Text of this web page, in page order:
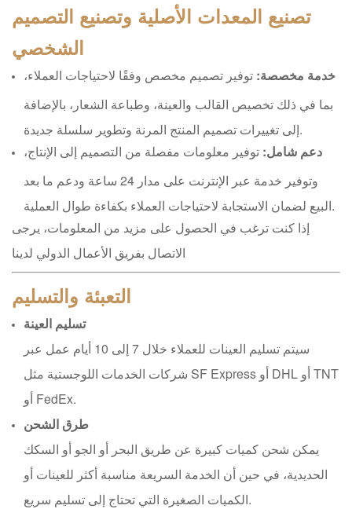
تصنيع المعدات الأصلية وتصنيع التصميم
الشخصي
خدمة مخصصة: توفير تصميم مخصص وفقًا لاحتياجات العملاء،
بما في ذلك تخصيص القالب والعينة، وطباعة الشعار، بالإضافة
دعم شامل: توفير معلومات مفصلة من التصميم إلى الإنتاج،
وتوفير خدمة عبر الإنترنت على مدار 24 ساعة ودعم ما بعد
إذا كنت ترغب في الحصول على مزيد من المعلومات، يرجى
الاتصال بفريق الأعمال الدولي لدينا
التعبئة والتسليم
تسليم العينة
سيتم تسليم العينات للعملاء خلال 7 إلى 10 أيام عمل عبر
شركات الخدمات اللوجستية مثل SF Express أو DHL أو TNT
أو FedEx.
طرق الشحن
يمكن شحن كميات كبيرة عن طريق البحر أو الجو أو السكك
الحديدية، في حين أن الخدمة السريعة مناسبة أكثر للعينات أو
الكميات الصغيرة التي تحتاج إلى تسليم سريع.